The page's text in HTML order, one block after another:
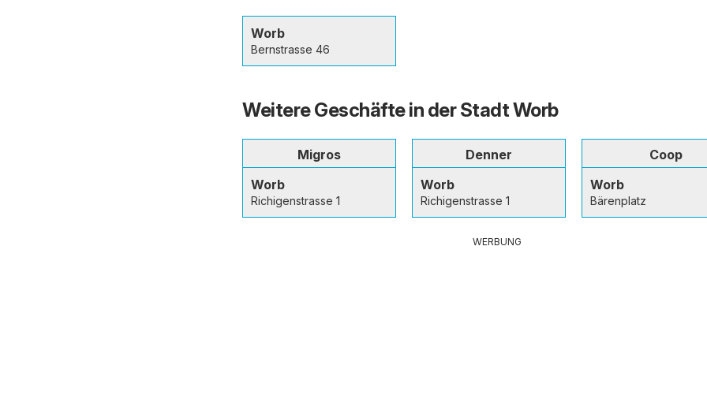
Worb
Bernstrasse 46
Weitere Geschäfte in der Stadt Worb
Migros
Worb
Richigenstrasse 1
Denner
Worb
Richigenstrasse 1
Coop
Worb
Bärenplatz
WERBUNG